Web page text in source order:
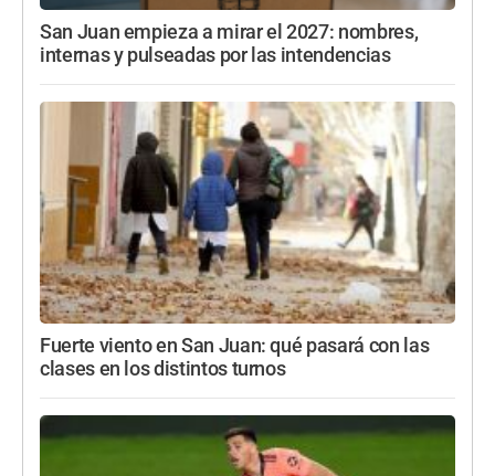
San Juan empieza a mirar el 2027: nombres,
internas y pulseadas por las intendencias
Fuerte viento en San Juan: qué pasará con las
clases en los distintos turnos